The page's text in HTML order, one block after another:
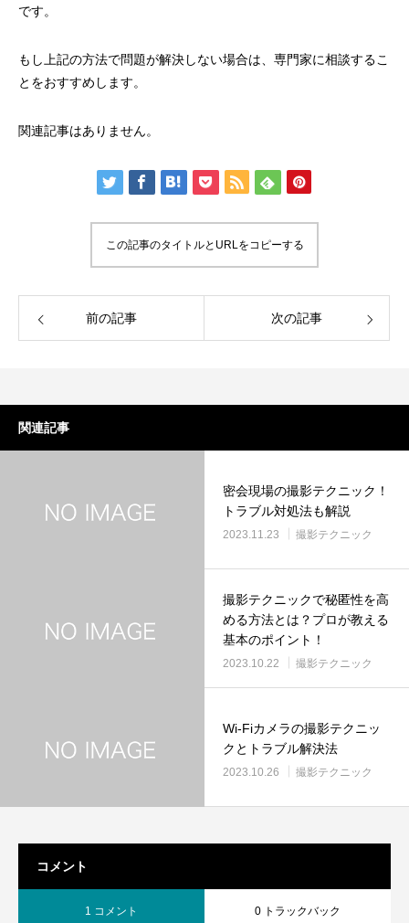
です。
もし上記の方法で問題が解決しない場合は、専門家に相談するこ
とをおすすめします。
関連記事はありません。
この記事のタイトルとURLをコピーする
前の記事 次の記事
関連記事
密会現場の撮影テクニック！
トラブル対処法も解説
2023.11.23 撮影テクニック
撮影テクニックで秘匿性を高
める方法とは？プロが教える
基本のポイント！
2023.10.22 撮影テクニック
Wi-Fiカメラの撮影テクニッ
クとトラブル解決法
2023.10.26 撮影テクニック
コメント
1 コメント 0 トラックバック